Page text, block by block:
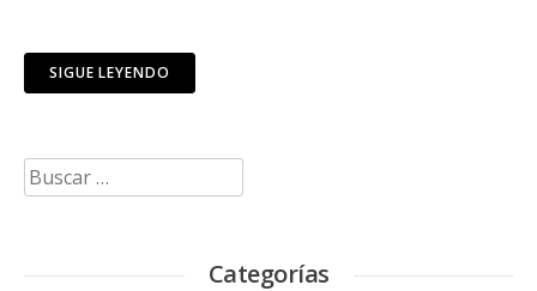
SIGUE LEYENDO
Buscar:
Categorías